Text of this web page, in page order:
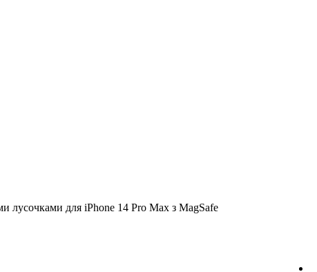
лусочками для iPhone 14 Pro Max з MagSafe